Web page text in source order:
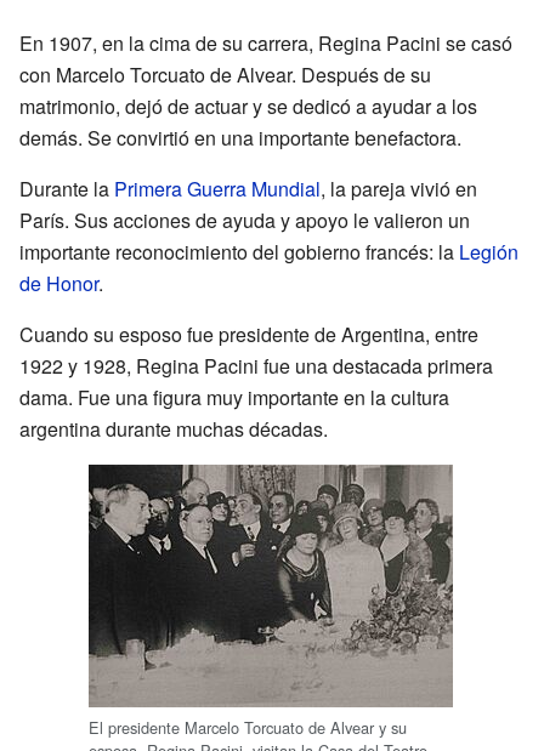
En 1907, en la cima de su carrera, Regina Pacini se casó
con Marcelo Torcuato de Alvear. Después de su
matrimonio, dejó de actuar y se dedicó a ayudar a los
demás. Se convirtió en una importante benefactora.
Durante la Primera Guerra Mundial, la pareja vivió en
París. Sus acciones de ayuda y apoyo le valieron un
importante reconocimiento del gobierno francés: la Legión
de Honor.
Cuando su esposo fue presidente de Argentina, entre
1922 y 1928, Regina Pacini fue una destacada primera
dama. Fue una figura muy importante en la cultura
argentina durante muchas décadas.
El presidente Marcelo Torcuato de Alvear y su